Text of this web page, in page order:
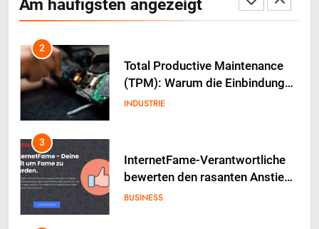
Am häufigsten angezeigt
votre énergie au quotidien
GESUNDHEIT
2
Total Productive Maintenance
(TPM): Warum die Einbindung
der Produktion über den Erfolg
INDUSTRIE
3
InternetFame-Verantwortliche
bewerten den rasanten Anstieg
der Nachfrage nach digitalem
BUSINESS